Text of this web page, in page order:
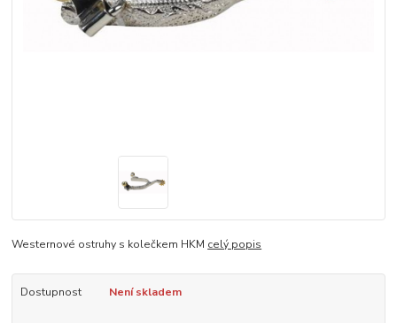
Westernové ostruhy s kolečkem HKM celý popis
Dostupnost Není skladem